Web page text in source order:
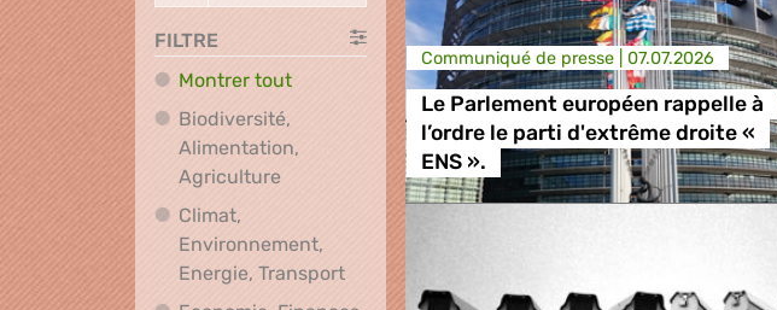
FILTRE
Montrer tout
Biodiversité,
Alimentation,
Agriculture Biodiversité, Alimentation, Agriculture
Climat,
Environnement,
Energie, TransportClimat, Environnement, Energie, Transport
Communiqué de presse | 07.07.2026
Le Parlement européen rappelle à
l’ordre le parti d'extrême droite «
ENS ».